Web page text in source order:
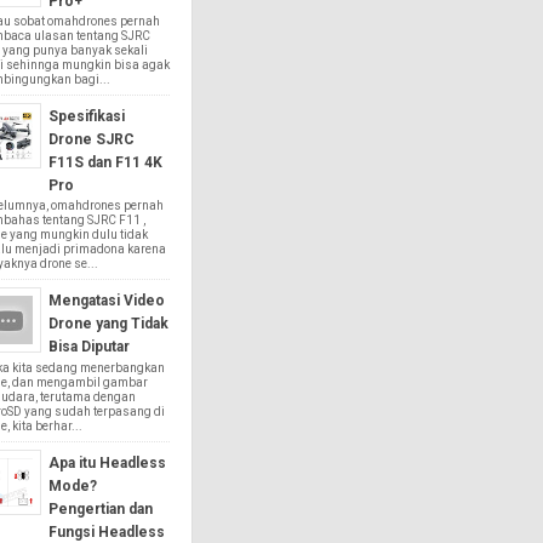
sobat omahdrones pernah
ulasan tentang SJRC
yang punya banyak sekali
sehinnga mungkin bisa agak
bagi...
Spesifikasi
Drone SJRC
F11S dan F11 4K
Pro
omahdrones pernah
tentang SJRC F11 ,
yang mungkin dulu tidak
menjadi primadona karena
drone se...
Mengatasi Video
Drone yang Tidak
Bisa Diputar
kita sedang menerbangkan
dan mengambil gambar
terutama dengan
yang sudah terpasang di
kita berhar...
Apa itu Headless
Mode?
Pengertian dan
Fungsi Headless